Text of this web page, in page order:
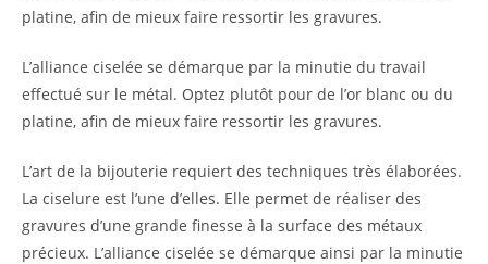
platine, afin de mieux faire ressortir les gravures.
L’alliance ciselée se démarque par la minutie du travail
effectué sur le métal. Optez plutôt pour de l’or blanc ou du
platine, afin de mieux faire ressortir les gravures.
L’art de la bijouterie requiert des techniques très élaborées.
La ciselure est l’une d’elles. Elle permet de réaliser des
gravures d’une grande finesse à la surface des métaux
précieux. L’alliance ciselée se démarque ainsi par la minutie